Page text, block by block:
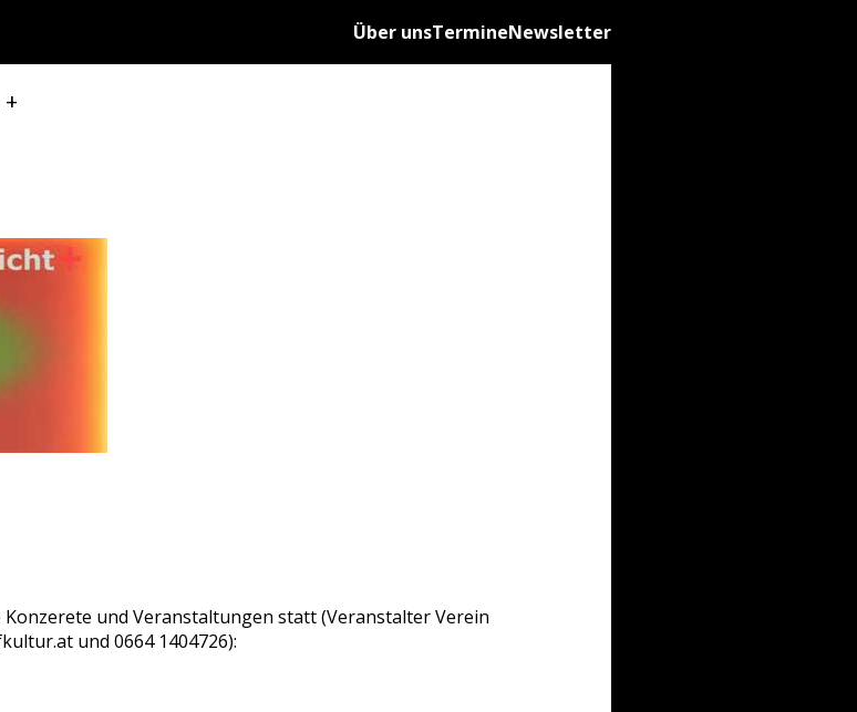
Über unsTermineNewsletter
und Veranstaltungen statt (Veranstalter Verein
und 0664 1404726):